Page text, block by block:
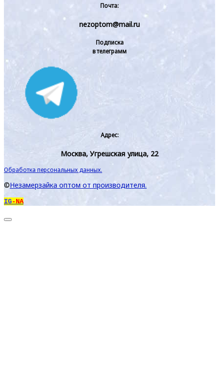
Почта:
nezoptom@mail.ru
Подписка
в телеграмм
Адрес:
Москва, Угрешская улица, 22
Обработка персональных данных.
©Незамерзайка оптом от производителя.
IG-NA